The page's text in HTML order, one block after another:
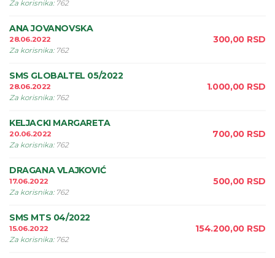
Za korisnika: 762
ANA JOVANOVSKA
28.06.2022
Za korisnika: 762
300,00 RSD
SMS GLOBALTEL 05/2022
28.06.2022
Za korisnika: 762
1.000,00 RSD
KELJACKI MARGARETA
20.06.2022
Za korisnika: 762
700,00 RSD
DRAGANA VLAJKOVIĆ
17.06.2022
Za korisnika: 762
500,00 RSD
SMS MTS 04/2022
15.06.2022
Za korisnika: 762
154.200,00 RSD